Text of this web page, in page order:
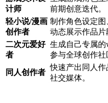
计师
前期创意迭代。
轻小说/漫画
创作者
制作角色设定
动态展示作品片
二次元爱好
者
生成自己专属的
参与全球创作社
同人创作者
快速产出同人
社交媒体。